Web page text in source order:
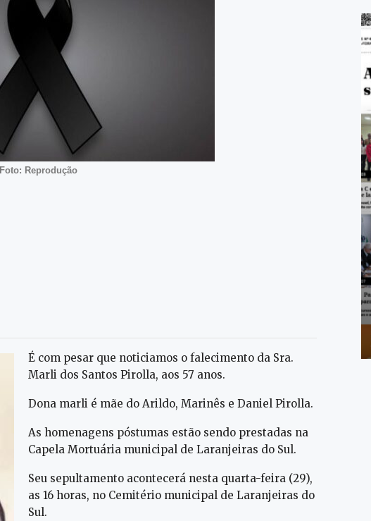
Foto: Reprodução
É com pesar que noticiamos o falecimento da Sra.
Marli dos Santos Pirolla, aos 57 anos.
Dona marli é mãe do Arildo, Marinês e Daniel Pirolla.
As homenagens póstumas estão sendo prestadas na
Capela Mortuária municipal de Laranjeiras do Sul.
Seu sepultamento acontecerá nesta quarta-feira (29),
as 16 horas, no Cemitério municipal de Laranjeiras do
Sul.